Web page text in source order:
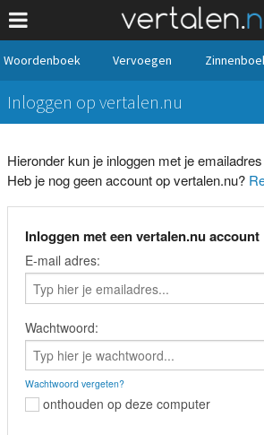
Woordenboek Vervoegen
Inloggen op vertalen.nu
Hieronder kun je inloggen met je
Heb je nog geen account op vertalen.nu?
Inloggen met een vertalen.nu account
E-mail adres:
Wachtwoord:
Wachtwoord vergeten?
onthouden op deze computer